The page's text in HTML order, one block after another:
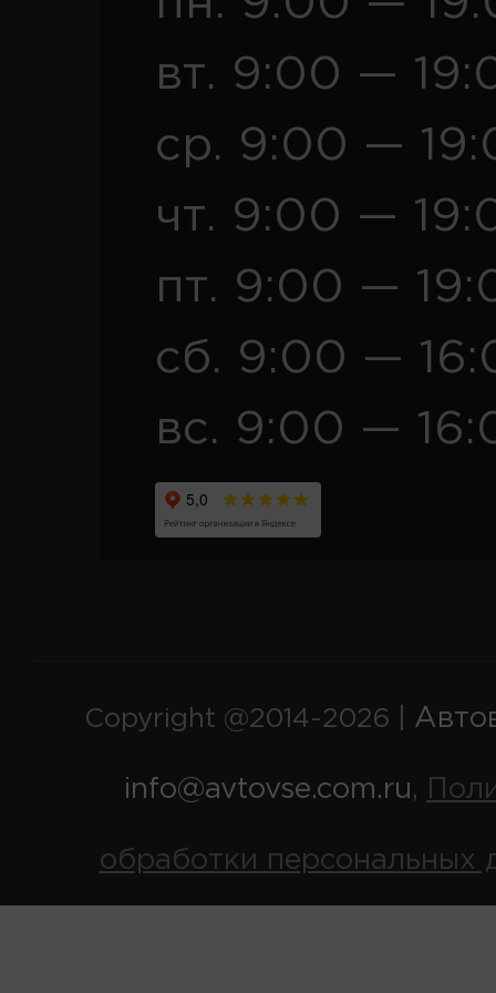
вт. 9:00 —
ср. 9:00 —
чт. 9:00 —
пт. 9:00 —
сб. 9:00 —
вс. 9:00 —
Copyright @2014-2026 |
info@avtovse.com.ru,
обработки персональных